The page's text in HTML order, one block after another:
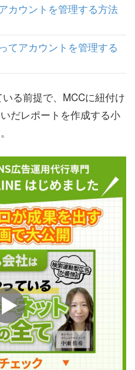
カウントを管理する方法
てアカウントを管理する
る前提で、MCCに紐付け
だレポートを作成する小